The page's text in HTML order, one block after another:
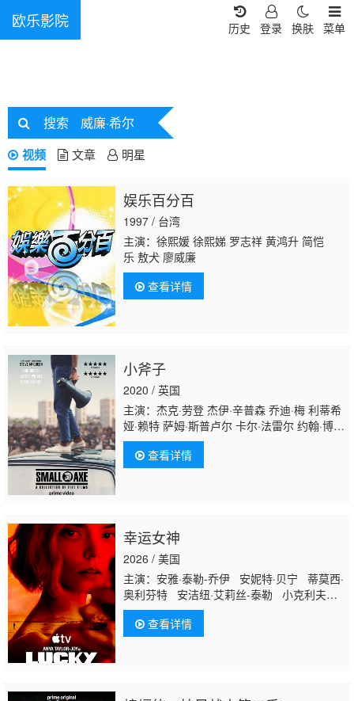
欧乐影院 菜单
换肤
登录
历史
搜索 威廉·希尔
视频 文章 明星
娱乐百分百
1997 / 台湾
主演：徐熙媛 徐熙娣 罗志祥 黄鸿升 简恺
乐 敖犬 廖威廉
查看详情
小斧子
2020 / 英国
主演：杰克·劳登 杰伊·辛普森 乔迪·梅 利蒂希
娅·赖特 萨姆·斯普卢尔 卡尔·法雷尔 约翰·博耶
加 迈克尔·沃德 肖恩·帕克斯 斯蒂芬·鲍克思 阿
历克斯·杰宁斯 加里·比德尔 詹姆斯·希利尔 罗
森达·桑德尔 卡鲁姆·卡拉汉 凯达·威廉姆斯特
查看详情
幸运女神
2026 / 美国
主演：安雅·泰勒-乔伊 安妮特·贝宁 蒂莫西·
奥利芬特 安洁纽·艾莉丝-泰勒 小克利夫顿·
克林斯 德鲁·斯塔基 威廉·菲克纳 莫·麦克
雷 Mika McCalla 阿德因·恩卡拉德 马修·
劳奇 Ariel Flores 埃里克·兰格 奎因·奥恩
查看详情